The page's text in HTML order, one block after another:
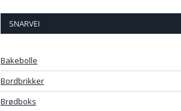
SNARVEI
Bakebolle
Bordbrikker
Brødboks